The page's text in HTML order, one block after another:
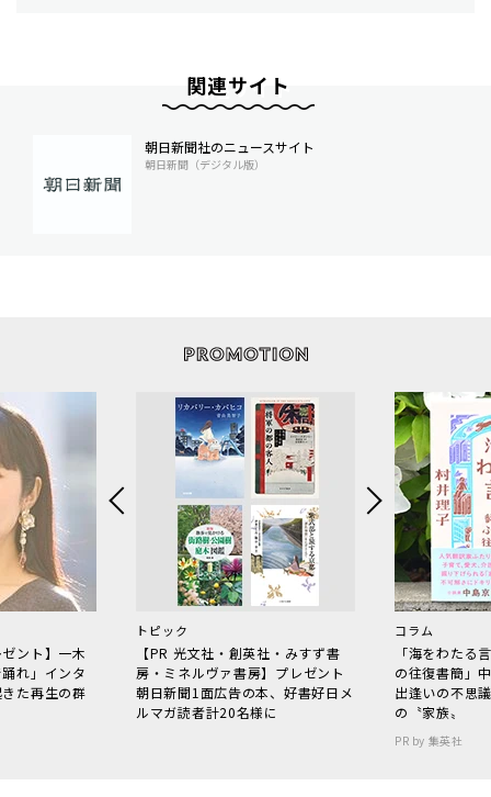
関連サイト
朝日新聞社のニュースサイト
朝日新聞（デジタル版）
ント】一木
れ」インタ
た再生の群
トピック
【PR 光文社・創英社・みすず書
房・ミネルヴァ書房】プレゼント
朝日新聞1面広告の本、好書好日メ
ルマガ読者計20名様に
コラム
「海をわた
の往復書簡」
出逢いの不思
の〝家族〟
PR by 集英社